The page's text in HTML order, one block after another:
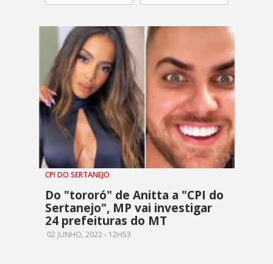
CPI DO SERTANEJO
Do "tororó" de Anitta a "CPI do
Sertanejo", MP vai investigar
24 prefeituras do MT
02 JUNHO, 2022 - 12H53